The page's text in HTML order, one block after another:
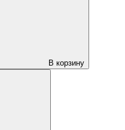
В корзину